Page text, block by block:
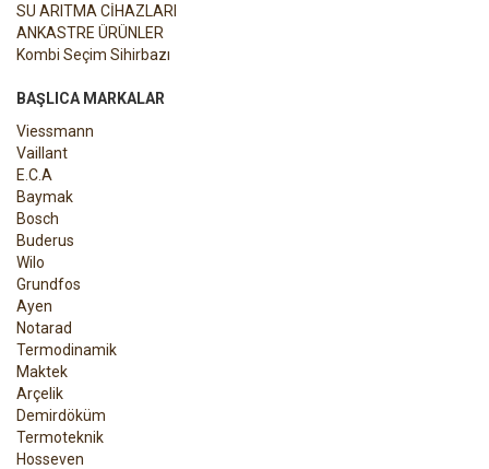
SU ARITMA CİHAZLARI
ANKASTRE ÜRÜNLER
Kombi Seçim Sihirbazı
BAŞLICA MARKALAR
Viessmann
Vaillant
E.C.A
Baymak
Bosch
Buderus
Wilo
Grundfos
Ayen
Notarad
Termodinamik
Maktek
Arçelik
Demirdöküm
Termoteknik
Hosseven